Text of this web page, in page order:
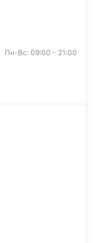
Пн-Вс: 09:00 - 21:00